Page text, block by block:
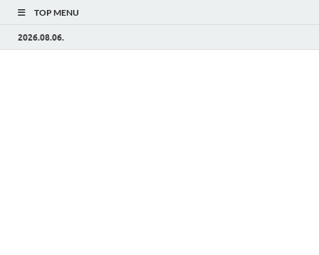
TOP MENU
2026.08.06.